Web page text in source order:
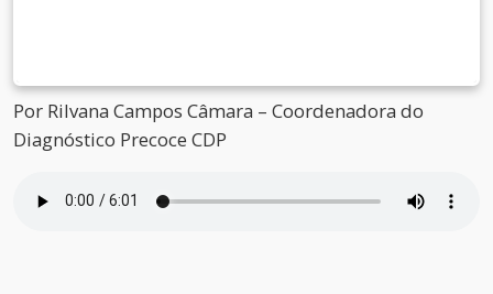
Por Rilvana Campos Câmara – Coordenadora do
Diagnóstico Precoce CDP